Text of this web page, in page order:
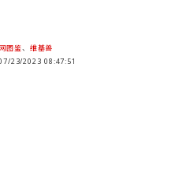
图鉴、 维基兽
23/2023 08:47:51